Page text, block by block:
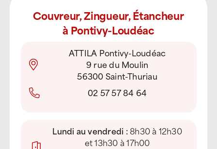
Couvreur, Zingueur, Étancheur
à Pontivy-Loudéac
ATTILA Pontivy-Loudéac
9 rue du Moulin
56300 Saint-Thuriau
02 57 57 84 64
Lundi au vendredi :8h30 à 12h30
et 13h30 à 17h00